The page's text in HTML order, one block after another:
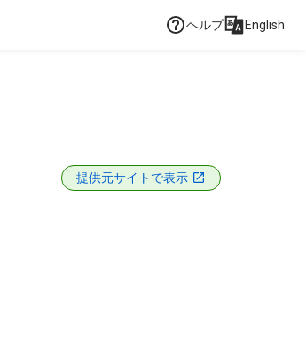
ヘルプ English
提供元サイトで表示